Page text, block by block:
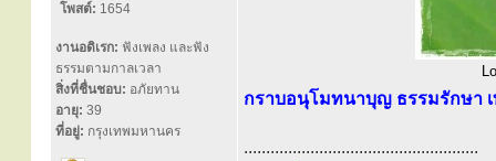
โพสต์: 1654
งานอดิเรก: ฟังเพลง และฟัง
ธรรมตามกาลเวลา
สิ่งที่ชื่นชอบ: อภัยทาน
อายุ: 39
ที่อยู่: กรุงเทพมหานคร
กราบอนุโมทนาบุญ ธรรมรักษา
.....................................................